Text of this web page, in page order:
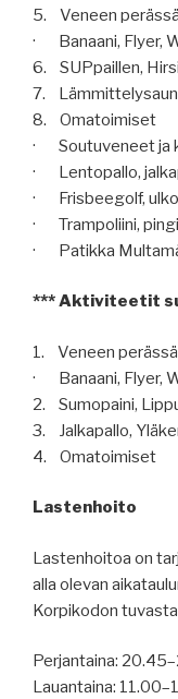
5. Veneen
· Banaani, Flyer,
6. SUPpaillen,
7.
8. Omatoimiset
· Soutuveneet ja
· Lentopallo,
· Frisbeegolf,
· Trampoliini,
· Patikka
*** Aktiviteetit
1. Veneen
· Banaani, Flyer,
2. Sumopaini,
3. Jalkapallo,
4. Omatoimiset
Lastenhoito
Lastenhoitoa on
alla olevan
Korpikodon
Perjantaina:
Lauantaina: